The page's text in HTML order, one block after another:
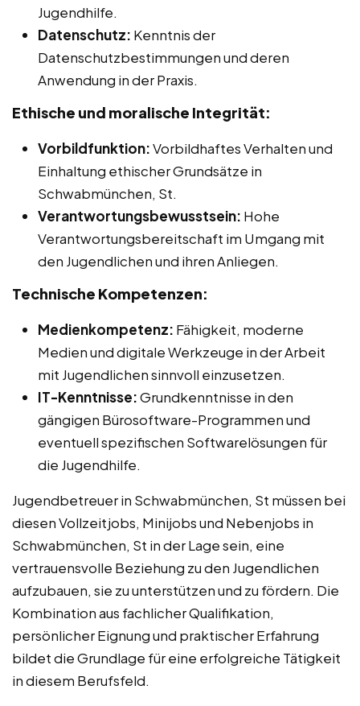
Jugendhilfe.
Datenschutz: Kenntnis der
Datenschutzbestimmungen und deren
Anwendung in der Praxis.
Ethische und moralische Integrität:
Vorbildfunktion:Vorbildhaftes Verhalten und
Einhaltung ethischer Grundsätze in
Schwabmünchen, St.
Verantwortungsbewusstsein: Hohe
Verantwortungsbereitschaft im Umgang mit
den Jugendlichen und ihren Anliegen.
Technische Kompetenzen:
Medienkompetenz: Fähigkeit, moderne
Medien und digitale Werkzeuge in der Arbeit
mit Jugendlichen sinnvoll einzusetzen.
IT-Kenntnisse:Grundkenntnisse in den
gängigen Bürosoftware-Programmen und
eventuell spezifischen Softwarelösungen für
die Jugendhilfe.
Jugendbetreuer in Schwabmünchen, St müssen bei
diesen Vollzeitjobs, Minijobs und Nebenjobs in
Schwabmünchen, St in der Lage sein, eine
vertrauensvolle Beziehung zu den Jugendlichen
aufzubauen, sie zu unterstützen und zu fördern. Die
Kombination aus fachlicher Qualifikation,
persönlicher Eignung und praktischer Erfahrung
bildet die Grundlage für eine erfolgreiche Tätigkeit
in diesem Berufsfeld.